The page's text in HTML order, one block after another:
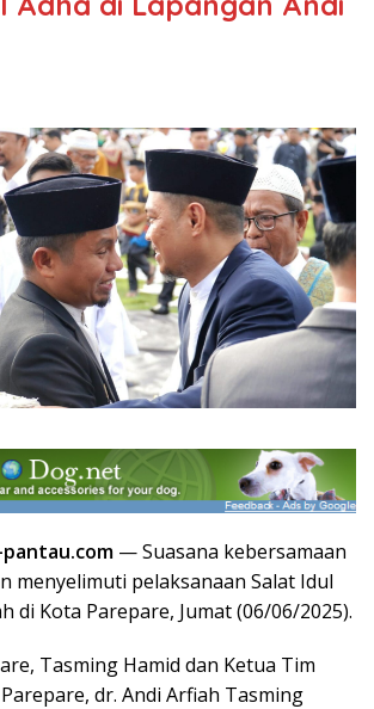
— Suasana kebersamaan
menyelimuti pelaksanaan Salat Idul
di Kota Parepare, Jumat (06/06/2025).
Tasming Hamid dan Ketua Tim
dr. Andi Arfiah Tasming